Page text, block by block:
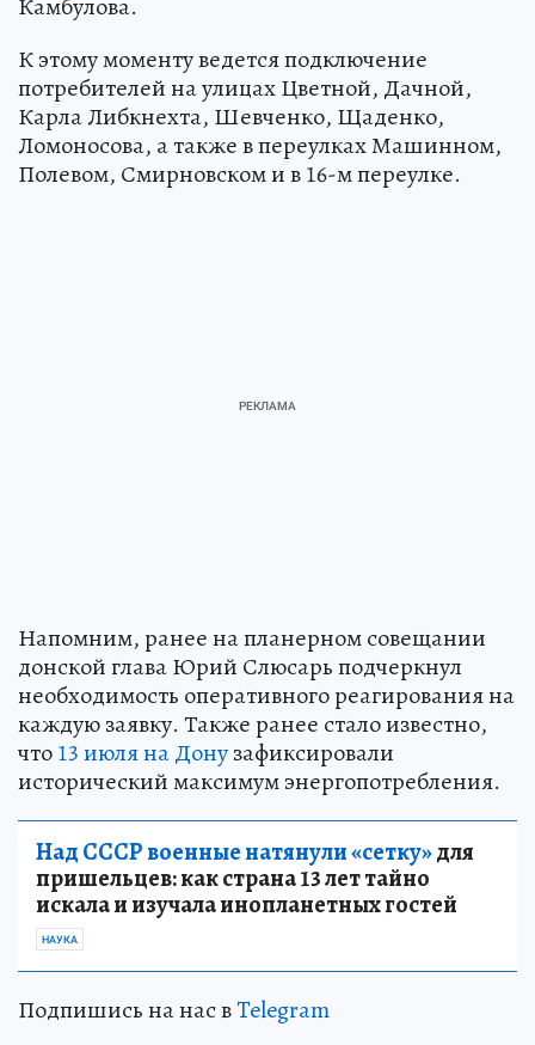
Камбулова.
К этому моменту ведется подключение
потребителей на улицах Цветной, Дачной,
Карла Либкнехта, Шевченко, Щаденко,
Ломоносова, а также в переулках Машинном,
Полевом, Смирновском и в 16-м переулке.
Напомним, ранее на планерном совещании
донской глава Юрий Слюсарь подчеркнул
необходимость оперативного реагирования на
каждую заявку. Также ранее стало известно,
что13 июля на Донузафиксировали
исторический максимум энергопотребления.
Над СССР военные натянули «сетку»для
пришельцев: как страна 13 лет тайно
искала и изучала инопланетных гостей
НАУКА
Подпишись на нас вTelegram